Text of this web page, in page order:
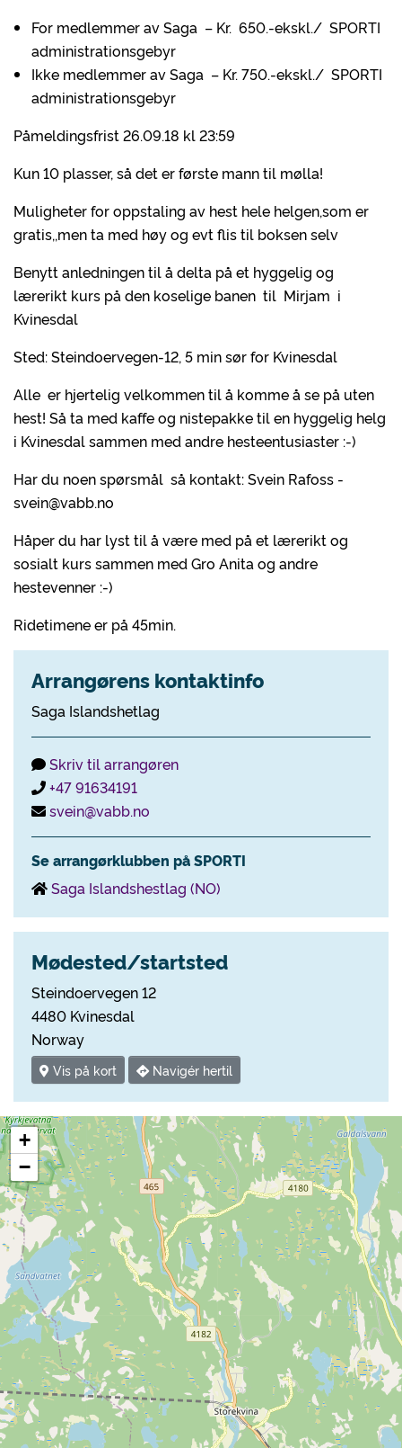
For medlemmer av Saga – Kr. 650.-ekskl./ SPORTI
administrationsgebyr
Ikke medlemmer av Saga – Kr. 750.-ekskl./ SPORTI
administrationsgebyr
Påmeldingsfrist 26.09.18 kl 23:59
Kun 10 plasser, så det er første mann til mølla!
Muligheter for oppstaling av hest hele helgen,som er
gratis,,men ta med høy og evt flis til boksen selv
Benytt anledningen til å delta på et hyggelig og
lærerikt kurs på den koselige banen til Mirjam i
Kvinesdal
Sted: Steindoervegen-12, 5 min sør for Kvinesdal
Alle er hjertelig velkommen til å komme å se på uten
hest! Så ta med kaffe og nistepakke til en hyggelig helg
i Kvinesdal sammen med andre hesteentusiaster :-)
Har du noen spørsmål så kontakt: Svein Rafoss -
svein@vabb.no
Håper du har lyst til å være med på et lærerikt og
sosialt kurs sammen med Gro Anita og andre
hestevenner :-)
Ridetimene er på 45min.
Arrangørens kontaktinfo
Saga Islandshetlag
Skriv til arrangøren
+47 91634191
svein@vabb.no
Se arrangørklubben på SPORTI
Saga Islandshestlag (NO)
Mødested/startsted
Steindoervegen 12
4480 Kvinesdal
Norway
Vis på kort Navigér hertil
+
−